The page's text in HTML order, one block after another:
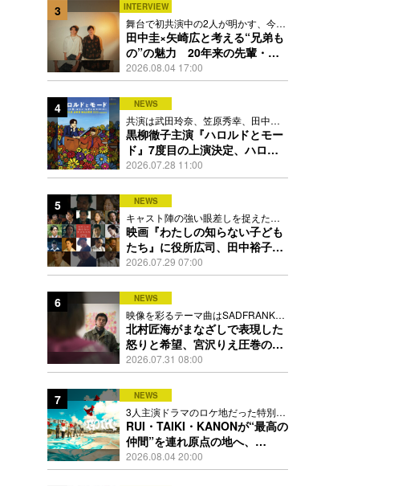
3 INTERVIEW
舞台で初共演中の2人が明かす、今の
自分をつくる恩人の存在
田中圭×矢崎広と考える“兄弟も
の”の魅力 20年来の先輩・後
輩が初めて見つけた互いの共通
点とは
2026.08.04 17:00
4 NEWS
共演は武田玲奈、笠原秀幸、田中要
次、井川遥
黒柳徹子主演『ハロルドとモー
ド』7度目の上演決定、ハロル
ド役はKEY TO LIT岩﨑大昇
2026.07.28 11:00
5 NEWS
キャスト陣の強い眼差しを捉えたポ
スター、本予告も解禁
映画『わたしの知らない子ども
たち』に役所広司、田中裕子、
岡田准一、吉田羊、坂東龍汰ら
13人
2026.07.29 07:00
6 NEWS
映像を彩るテーマ曲はSADFRANKが
歌う「愛の讃歌」カバー
北村匠海がまなざしで表現した
怒りと希望、宮沢りえ圧巻の演
技が光る『しびれ』90秒予告解
禁
2026.07.31 08:00
7 NEWS
3人主演ドラマのロケ地だった特別な
場所で撮影を敢行
RUI・TAIKI・KANONが“最高の
仲間”を連れ原点の地へ、
STARGLOW「GOTH」ダンス
映像公開
2026.08.04 20:00